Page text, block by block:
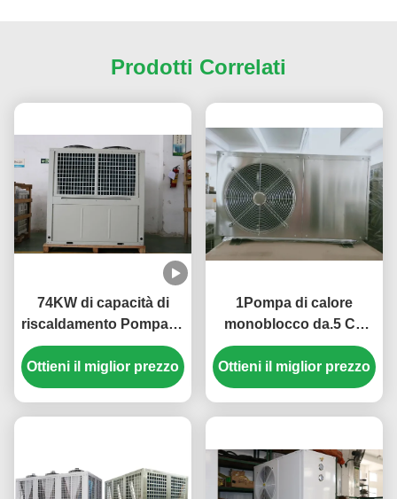
Prodotti Correlati
74KW di capacità di
riscaldamento Pompa di
calore monoblocco
multifunzione con
progettazione compatta
Ottieni il miglior prezzo
1Pompa di calore
monoblocco da.5 CV
con COP elevato 3,8 ~
4.6, Costruzioni in
acciaio inossidabile e
Ottieni il miglior prezzo